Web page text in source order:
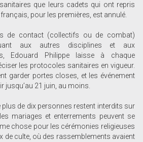
que leurs cadets qui ont repris
pour les premières, est annulé.
de contact (collectifs ou de combat)
aux autres disciplines et aux
Edouard Philippe laisse à chaque
les protocoles sanitaires en vigueur.
garder portes closes, et les événement
jusqu’au 21 juin, au moins.
plus de dix personnes restent interdits sur
mariages et enterrements peuvent se
chose pour les cérémonies religieuses
de culte, où des rassemblements avaient